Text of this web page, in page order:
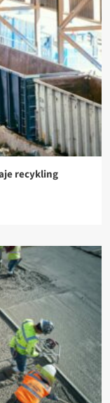
recykling